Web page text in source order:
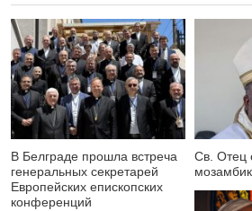
В Белграде прошла встреча
генеральных секретарей
Европейских епископских
конференций
Св. Отец